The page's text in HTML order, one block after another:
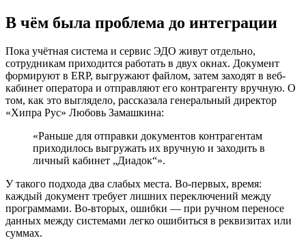
В чём была проблема до интеграции
Пока учётная система и сервис ЭДО живут отдельно,
сотрудникам приходится работать в двух окнах. Документ
формируют в ERP, выгружают файлом, затем заходят в веб-
кабинет оператора и отправляют его контрагенту вручную. О
том, как это выглядело, рассказала генеральный директор
«Хипра Рус» Любовь Замашкина:
«Раньше для отправки документов контрагентам
приходилось выгружать их вручную и заходить в
личный кабинет „Диадок“».
У такого подхода два слабых места. Во-первых, время:
каждый документ требует лишних переключений между
программами. Во-вторых, ошибки — при ручном переносе
данных между системами легко ошибиться в реквизитах или
суммах.